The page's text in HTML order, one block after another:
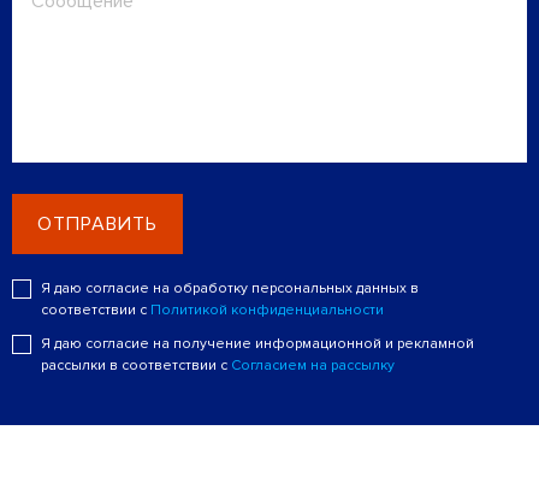
ОТПРАВИТЬ
Я даю согласие на обработку персональных данных в
соответствии с Политикой конфиденциальности
Я даю согласие на получение информационной и рекламной
рассылки в соответствии с Согласием на рассылку